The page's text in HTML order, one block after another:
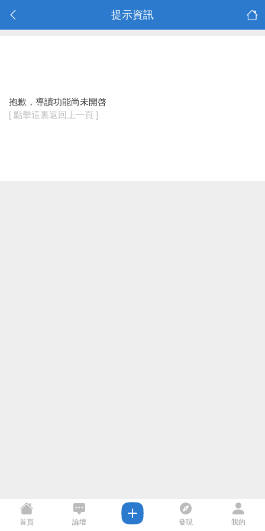
提示資訊
抱歉，導讀功能尚未開啓
[ 點擊這裏返回上一頁 ]
首頁 論壇 發現 我的